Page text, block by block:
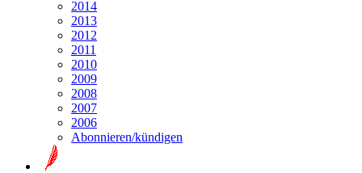
2014
2013
2012
2011
2010
2009
2008
2007
2006
Abonnieren/kündigen